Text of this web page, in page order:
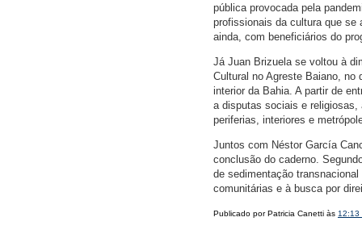
pública provocada pela
profissionais da cultura que se
ainda, com beneficiários do
Já Juan Brizuela se voltou à
Cultural no Agreste Baiano,
interior da Bahia. A partir de
a disputas sociais e religiosas,
periferias, interiores e
Juntos com Néstor García
conclusão do caderno.
de sedimentação
comunitárias e à busca por
Publicado por Patricia Canetti às 12:13